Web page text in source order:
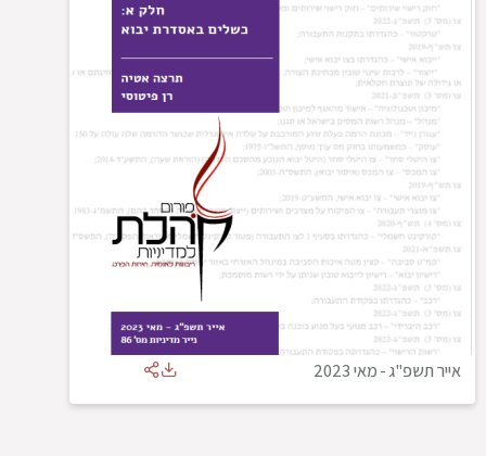
אייר תשפ"ג-מאי 2023